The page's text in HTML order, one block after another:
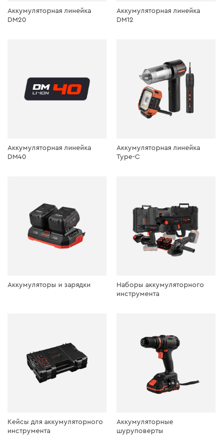
Аккумуляторная линейка
DM20
Аккумуляторная линейка
DM12
Аккумуляторная линейка
DM40
Аккумуляторная линейка
Type-C
Аккумуляторы и зарядки
Наборы аккумуляторного
инструмента
Кейсы для аккумуляторного
инструмента
Аккумуляторные
шуруповерты